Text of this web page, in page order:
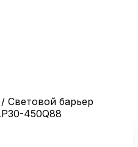
/ Световой барьер
450Q88